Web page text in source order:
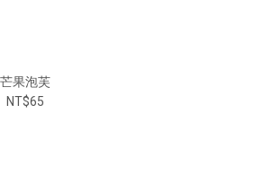
芒果泡芙
NT$65